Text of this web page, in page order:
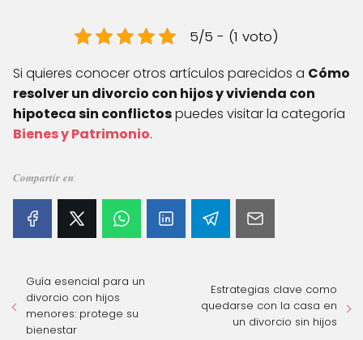
5/5 - (1 voto)
Si quieres conocer otros artículos parecidos a Cómo
resolver un divorcio con hijos y vivienda con
hipoteca sin conflictospuedes visitar la categoría
Bienes y Patrimonio.
𝑪𝒐𝒎𝒑𝒂𝒓𝒕𝒊𝒓 𝒆𝒏:
Guía esencial para un
divorcio con hijos
menores: protege su
bienestar
Estrategias clave como
quedarse con la casa en
un divorcio sin hijos